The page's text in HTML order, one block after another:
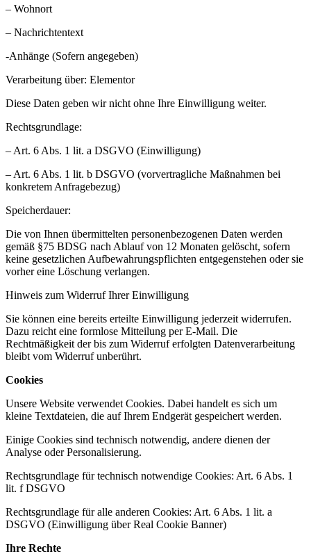
– ‎Wohnort
– Nachrichtentext
-Anhänge (Sofern angegeben)
Verarbeitung über: Elementor
Diese Daten geben wir nicht ohne Ihre Einwilligung weiter.
Rechtsgrundlage:
– Art. 6 Abs. 1 lit. a DSGVO (Einwilligung)
– Art. 6 Abs. 1 lit. b DSGVO (vorvertragliche Maßnahmen bei
konkretem Anfragebezug)
Speicherdauer:
Die von Ihnen übermittelten personenbezogenen Daten werden
gemäß §75 BDSG nach Ablauf von 12 Monaten gelöscht, sofern
keine gesetzlichen Aufbewahrungspflichten entgegenstehen oder sie
vorher eine Löschung verlangen.
Hinweis zum Widerruf Ihrer Einwilligung
Sie können eine bereits erteilte Einwilligung jederzeit widerrufen.
Dazu reicht eine formlose Mitteilung per E-Mail. Die
Rechtmäßigkeit der bis zum Widerruf erfolgten Datenverarbeitung
bleibt vom Widerruf unberührt.
Cookies
Unsere Website verwendet Cookies. Dabei handelt es sich um
kleine Textdateien, die auf Ihrem Endgerät gespeichert werden.
Einige Cookies sind technisch notwendig, andere dienen der
Analyse oder Personalisierung.
Rechtsgrundlage für technisch notwendige Cookies: Art. 6 Abs. 1
lit. f DSGVO
Rechtsgrundlage für alle anderen Cookies: Art. 6 Abs. 1 lit. a
DSGVO (Einwilligung über Real Cookie Banner)
Ihre Rechte